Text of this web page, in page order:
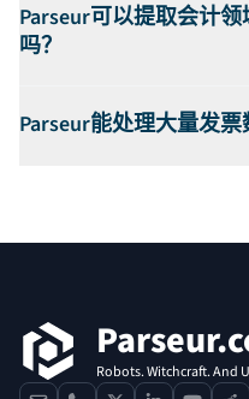
Parseur可以提取会计
吗？
Parseur能处理大量发票
Robots. Witchcraft. And